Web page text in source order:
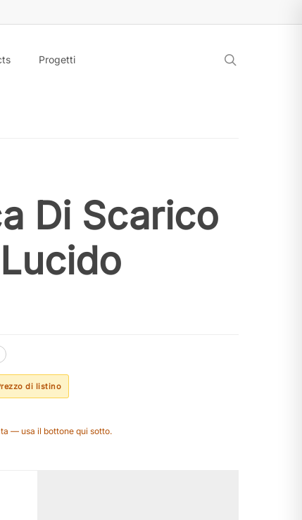
Progetti
Di Scarico
di listino
— usa il bottone qui sotto.